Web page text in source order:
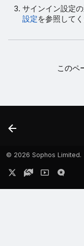
サインイン設定の
設定を参照してく
このペ
© 2026 Sophos Limited.